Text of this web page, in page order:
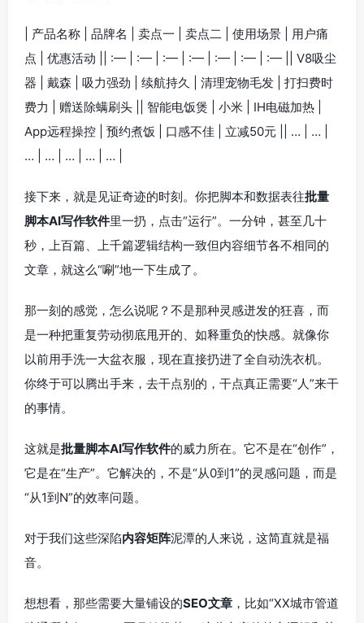
| 产品名称 | 品牌名 | 卖点一 | 卖点二 | 使用场景 | 用户痛
点 | 优惠活动 || :— | :— | :— | :— | :— | :— | :— || V8吸尘
器 | 戴森 | 吸力强劲 | 续航持久 | 清理宠物毛发 | 打扫费时
费力 | 赠送除螨刷头 || 智能电饭煲 | 小米 | IH电磁加热 |
App远程操控 | 预约煮饭 | 口感不佳 | 立减50元 || … | … |
… | … | … | … | … |
接下来，就是见证奇迹的时刻。你把脚本和数据表往批量
脚本AI写作软件里一扔，点击“运行”。一分钟，甚至几十
秒，上百篇、上千篇逻辑结构一致但内容细节各不相同的
文章，就这么“唰”地一下生成了。
那一刻的感觉，怎么说呢？不是那种灵感迸发的狂喜，而
是一种把重复劳动彻底甩开的、如释重负的快感。就像你
以前用手洗一大盆衣服，现在直接扔进了全自动洗衣机。
你终于可以腾出手来，去干点别的，干点真正需要“人”来干
的事情。
这就是批量脚本AI写作软件的威力所在。它不是在“创作”，
它是在“生产”。它解决的，不是“从0到1”的灵感问题，而是
“从1到N”的效率问题。
对于我们这些深陷内容矩阵泥潭的人来说，这简直就是福
音。
想想看，那些需要大量铺设的SEO文章 ，比如“XX城市管道